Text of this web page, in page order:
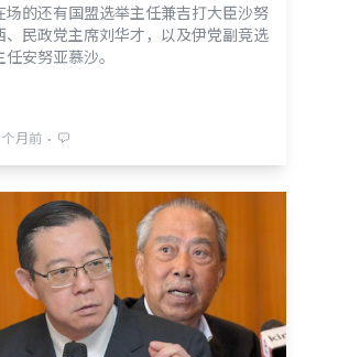
场的还有国盟选举主任兼吉打大臣沙努
、民政党主席刘华才，以及伊党副竞选
任安努亚慕沙。
个月前 ⋅